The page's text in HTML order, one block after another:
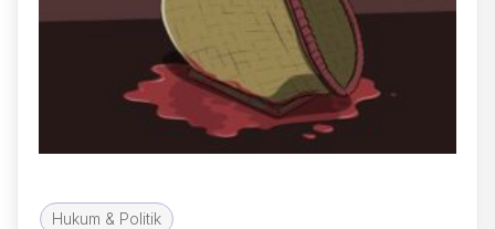
Hukum & Politik